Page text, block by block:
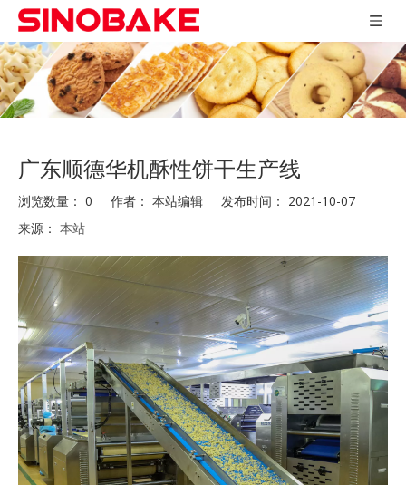
广东顺德华机酥性饼干生产线
浏览数量： 0 作者： 本站编辑 发布时间： 2021-10-07
来源： 本站
["wechat","weibo","qzone","douban","email"]